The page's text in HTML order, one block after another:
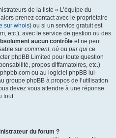
de la liste « L’équipe du
prenez contact avec le propriétaire
sur whois) ou si un service gratuit est
etc.), avec le service de gestion ou des
aucun contrôle et ne peut
sur comment, où ou par qui ce
phpBB Limited pour toute question
propos diffamatoires, etc.)
ou au logiciel phpBB lui-
groupe phpBB à propos de l’utilisation
devez vous attendre à une réponse
tout.
du forum ?